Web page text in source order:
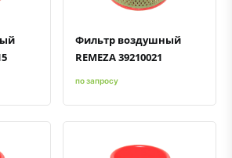
Фильтр воздушный
REMEZA 39210021
по запросу